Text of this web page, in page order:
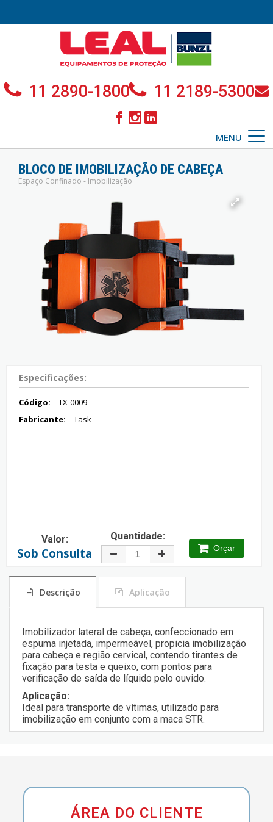
11 2890-1800 11 2189-5300
MENU
BLOCO DE IMOBILIZAÇÃO DE CABEÇA
Espaço Confinado - Imobilização
Especificações:
Código:
TX-0009
Fabricante:
Task
Valor:
Sob Consulta
Quantidade:
Orçar
Descrição Aplicação
Imobilizador lateral de cabeça, confeccionado em
espuma injetada, impermeável, propicia imobilização
para cabeça e região cervical, contendo tirantes de
fixação para testa e queixo, com pontos para
verificação de saída de líquido pelo ouvido.
Aplicação:
Ideal para transporte de vítimas, utilizado para
imobilização em conjunto com a maca STR.
ÁREA DO CLIENTE